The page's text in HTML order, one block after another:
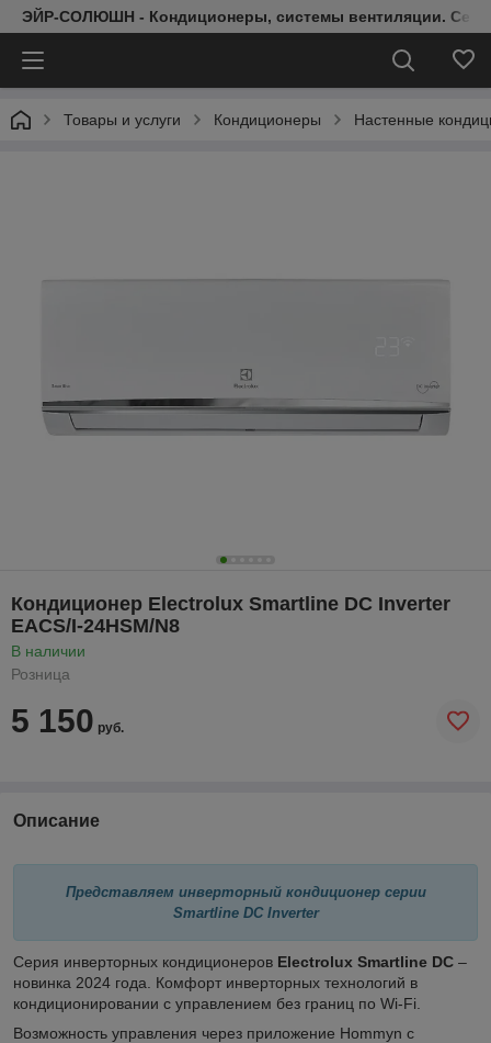
ЭЙР-СОЛЮШН - Кондиционеры, системы вентиляции.
Товары и услуги Кондиционеры Настенные
Кондиционер Electrolux Smartline DC Inverter
EACS/I-24HSM/N8
В наличии
Розница
5 150 руб.
Описание
Представляем инверторный кондиционер серии
Smartline DC Inverter
Серия инверторных кондиционеров Electrolux Smartline DC –
новинка 2024 года. Комфорт инверторных технологий в
кондиционировании с управлением без границ по Wi-Fi.
Возможность управления через приложение Hommyn с